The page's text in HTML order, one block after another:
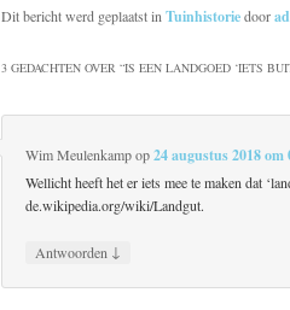
Dit bericht werd geplaatst inTuinhistoriedoor
3 GEDACHTEN OVER “IS EEN LANDGOED ‘IETS
Wim Meulenkampop24 augustus 2018 om
Wellicht heeft het er iets mee te maken dat
de.wikipedia.org/wiki/Landgut.
Antwoorden ↓